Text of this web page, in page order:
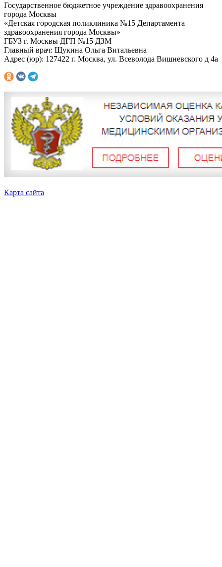
Государственное бюджетное учреждение здравоохранения
города Москвы
«Детская городская поликлиника №15 Департамента
здравоохранения города Москвы»
ГБУЗ г. Москвы ДГП №15 ДЗМ
Главный врач: Щукина Ольга Витальевна
Адрес (юр): 127422 г. Москва, ул. Всеволода Вишневского д 4а
Карта сайта